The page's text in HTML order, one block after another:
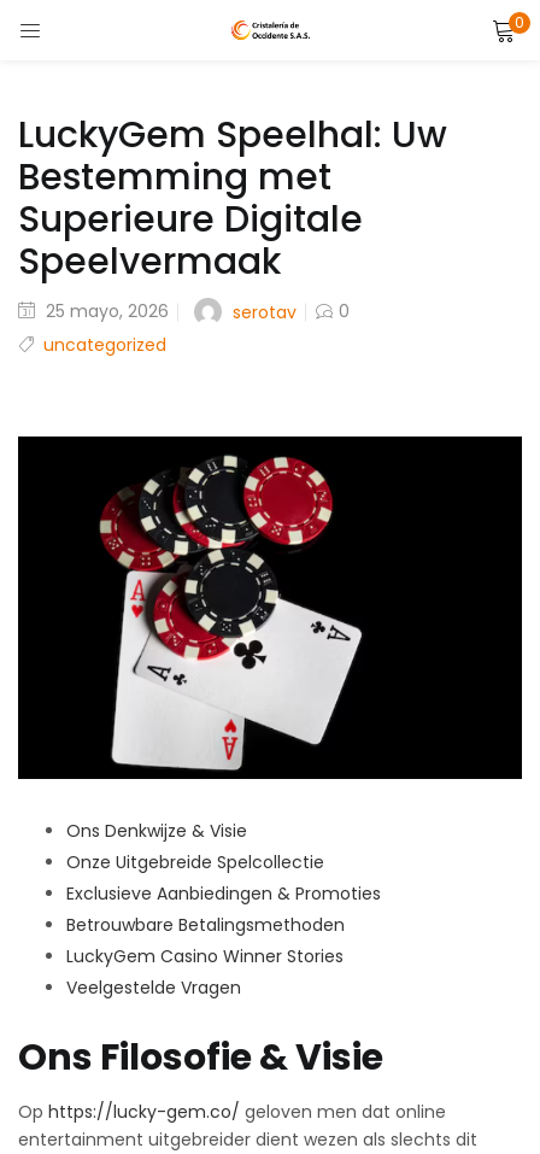
0
Enter your username and password to login.
LuckyGem Speelhal: Uw
Bestemming met
Superieure Digitale
Speelvermaak
Posted
25 mayo, 2026 serotav
0
uncategorized
Ons Denkwijze & Visie
Onze Uitgebreide Spelcollectie
Exclusieve Aanbiedingen & Promoties
Betrouwbare Betalingsmethoden
LuckyGem Casino Winner Stories
Veelgestelde Vragen
Ons Filosofie & Visie
Op https://lucky-gem.co/ geloven men dat online
entertainment uitgebreider dient wezen als slechts dit